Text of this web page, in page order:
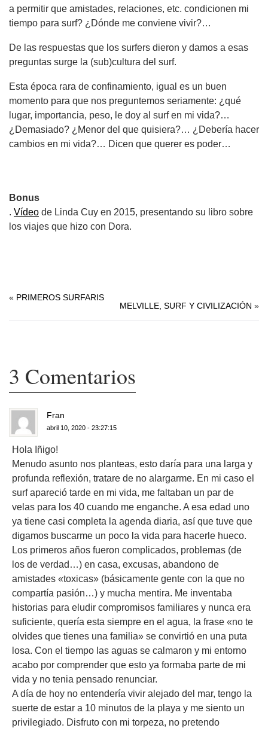
a permitir que amistades, relaciones, etc. condicionen mi
tiempo para surf? ¿Dónde me conviene vivir?…
De las respuestas que los surfers dieron y damos a esas
preguntas surge la (sub)cultura del surf.
Esta época rara de confinamiento, igual es un buen
momento para que nos preguntemos seriamente: ¿qué
lugar, importancia, peso, le doy al surf en mi vida?…
¿Demasiado? ¿Menor del que quisiera?… ¿Debería hacer
cambios en mi vida?… Dicen que querer es poder…
Bonus
. Vídeo de Linda Cuy en 2015, presentando su libro sobre
los viajes que hizo con Dora.
« PRIMEROS SURFARIS
MELVILLE, SURF Y CIVILIZACIÓN »
3 Comentarios
Fran
abril 10, 2020 - 23:27:15
Hola Iñigo!
Menudo asunto nos planteas, esto daría para una larga y
profunda reflexión, tratare de no alargarme. En mi caso el
surf apareció tarde en mi vida, me faltaban un par de
velas para los 40 cuando me enganche. A esa edad uno
ya tiene casi completa la agenda diaria, así que tuve que
digamos buscarme un poco la vida para hacerle hueco.
Los primeros años fueron complicados, problemas (de
los de verdad…) en casa, excusas, abandono de
amistades «toxicas» (básicamente gente con la que no
compartía pasión…) y mucha mentira. Me inventaba
historias para eludir compromisos familiares y nunca era
suficiente, quería esta siempre en el agua, la frase «no te
olvides que tienes una familia» se convirtió en una puta
losa. Con el tiempo las aguas se calmaron y mi entorno
acabo por comprender que esto ya formaba parte de mi
vida y no tenia pensado renunciar.
A día de hoy no entendería vivir alejado del mar, tengo la
suerte de estar a 10 minutos de la playa y me siento un
privilegiado. Disfruto con mi torpeza, no pretendo